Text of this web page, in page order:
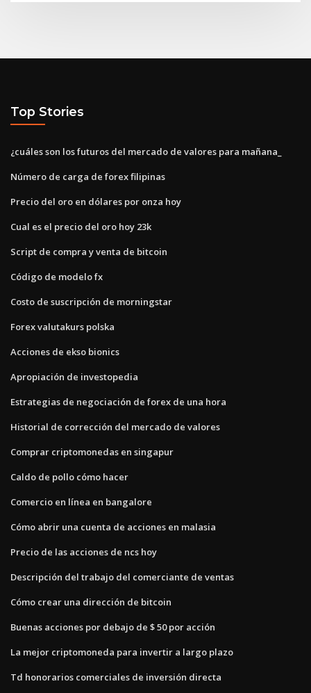
Top Stories
¿cuáles son los futuros del mercado de valores para mañana_
Número de carga de forex filipinas
Precio del oro en dólares por onza hoy
Cual es el precio del oro hoy 23k
Script de compra y venta de bitcoin
Código de modelo fx
Costo de suscripción de morningstar
Forex valutakurs polska
Acciones de ekso bionics
Apropiación de investopedia
Estrategias de negociación de forex de una hora
Historial de corrección del mercado de valores
Comprar criptomonedas en singapur
Caldo de pollo cómo hacer
Comercio en línea en bangalore
Cómo abrir una cuenta de acciones en malasia
Precio de las acciones de ncs hoy
Descripción del trabajo del comerciante de ventas
Cómo crear una dirección de bitcoin
Buenas acciones por debajo de $ 50 por acción
La mejor criptomoneda para invertir a largo plazo
Td honorarios comerciales de inversión directa